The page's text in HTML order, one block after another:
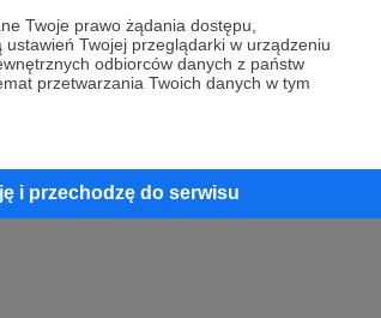
Twoje prawo żądania dostępu,
Twojej przeglądarki w urządzeniu
odbiorców danych z państw
przetwarzania Twoich danych w tym
i przechodzę do serwisu
profil autora